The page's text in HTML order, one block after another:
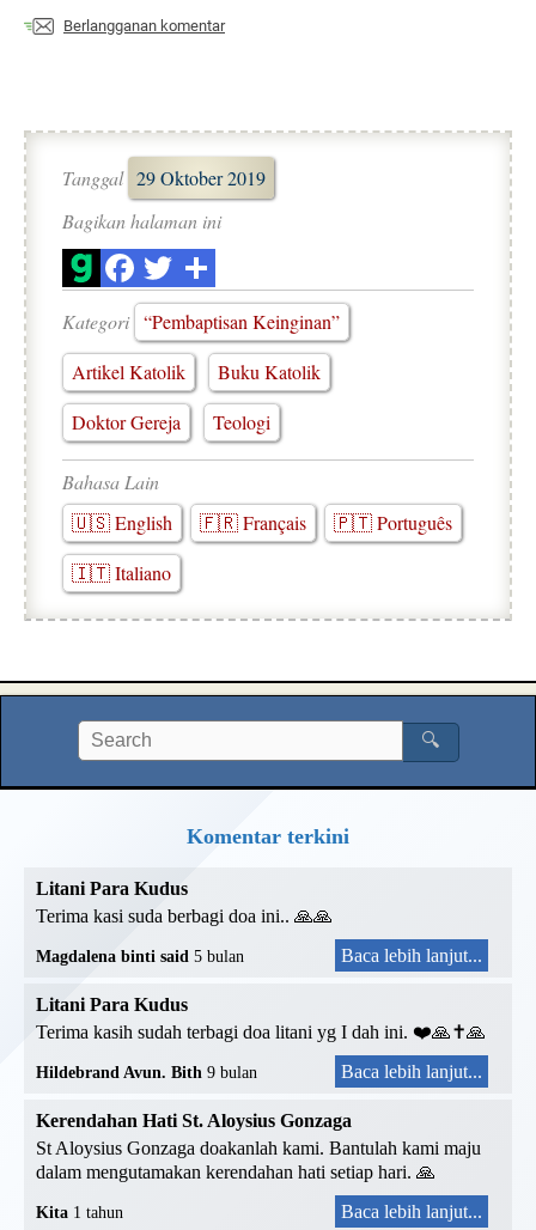
Berlangganan komentar
Tanggal 29 Oktober 2019
Bagikan halaman ini
Kategori “Pembaptisan Keinginan”
Artikel Katolik
Buku Katolik
Doktor Gereja
Teologi
Bahasa Lain
🇺🇸 English
🇫🇷 Français
🇵🇹 Português
🇮🇹 Italiano
🔍
Komentar terkini
Litani Para Kudus
Terima kasi suda berbagi doa ini.. 🙏🙏
Magdalena binti said 5 bulan Baca lebih lanjut...
Litani Para Kudus
Terima kasih sudah terbagi doa litani yg I dah ini. ❤️🙏✝️🙏
Hildebrand Avun. Bith 9 bulan Baca lebih lanjut...
Kerendahan Hati St. Aloysius Gonzaga
St Aloysius Gonzaga doakanlah kami. Bantulah kami maju
dalam mengutamakan kerendahan hati setiap hari. 🙏
Kita 1 tahun Baca lebih lanjut...